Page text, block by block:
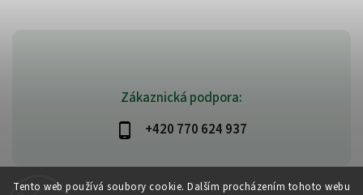
Tento web používá soubory cookie. Dalším procházením tohoto webu
Zákaznická podpora:
+420 770 624 937